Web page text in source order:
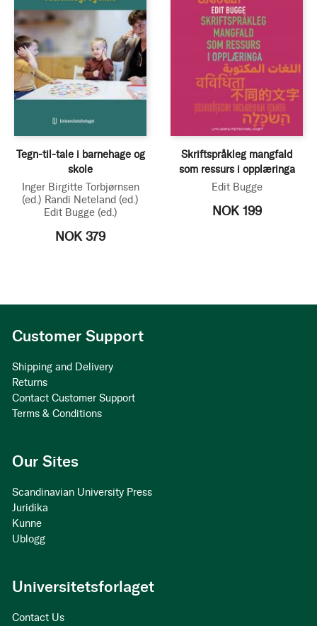
Tegn-til-tale i barnehage og
skole
Inger Birgitte Torbjørnsen
(ed.) Randi Neteland (ed.)
Edit Bugge (ed.)
NOK 379
Skriftspråkleg mangfald
som ressurs i opplæringa
Edit Bugge
NOK 199
Customer Support
Shipping and Delivery
Returns
Contact Customer Support
Terms & Conditions
Our Sites
Scandinavian University Press
Juridika
Kunne
Ublogg
Universitetsforlaget
Contact Us